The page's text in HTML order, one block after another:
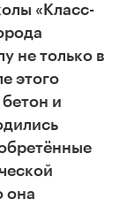
«Класс-
не только в
этого
и
она